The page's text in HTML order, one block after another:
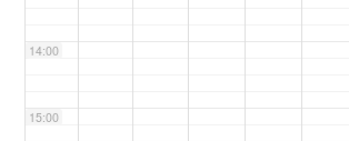
14:00
15:00